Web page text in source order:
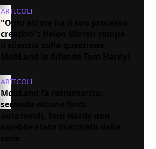
ARTICOLI
"Ogni attore ha il suo processo
creativo": Helen Mirren rompe
ARTICOLI
MobLand fa retromarcia:
secondo alcune fonti